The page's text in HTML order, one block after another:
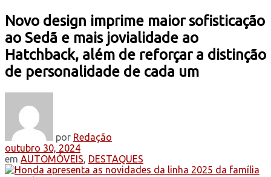
Novo design imprime maior sofisticação
ao Sedã e mais jovialidade ao
Hatchback, além de reforçar a distinção
de personalidade de cada um
por Redação
outubro 30, 2024
em AUTOMÓVEIS, DESTAQUES